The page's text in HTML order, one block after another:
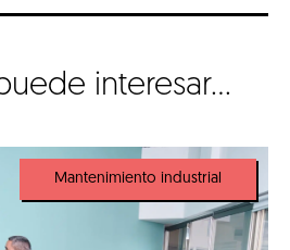
interesar...
Mantenimiento industrial